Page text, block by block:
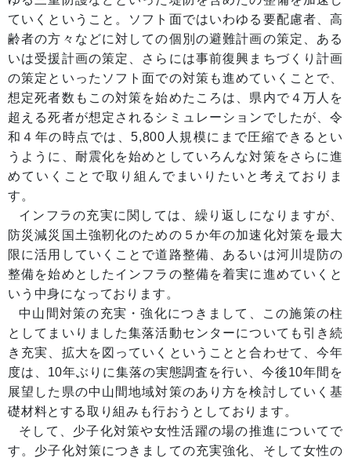
ていくということ。ソフト面ではいわゆる要配慮者、高
齢者の方々などに対しての個別の避難計画の策定、ある
いは受援計画の策定、さらには事前復興まちづくり計画
の策定といったソフト面での対策も進めていくことで、
想定死者数もこの対策を始めたころは、県内で４万人を
超える死者が想定されるシミュレーションでしたが、令
和４年の時点では、5,800人規模にまで圧縮できるとい
うように、耐震化を始めとしていろんな対策をさらに進
めていくことで取り組んでまいりたいと考えておりま
す。
インフラの充実に関しては、繰り返しになりますが、
防災減災国土強靭化のための５か年の加速化対策を最大
限に活用していくことで道路整備、あるいは河川堤防の
整備を始めとしたインフラの整備を着実に進めていくと
いう中身になっております。
中山間対策の充実・強化につきまして、この施策の柱
としてまいりました集落活動センターについても引き続
き充実、拡大を図っていくということと合わせて、今年
度は、10年ぶりに集落の実態調査を行い、今後10年間を
展望した県の中山間地域対策のあり方を検討していく基
礎材料とする取り組みも行おうとしております。
そして、少子化対策や女性活躍の場の推進についてで
す。少子化対策につきましての充実強化、そして女性の